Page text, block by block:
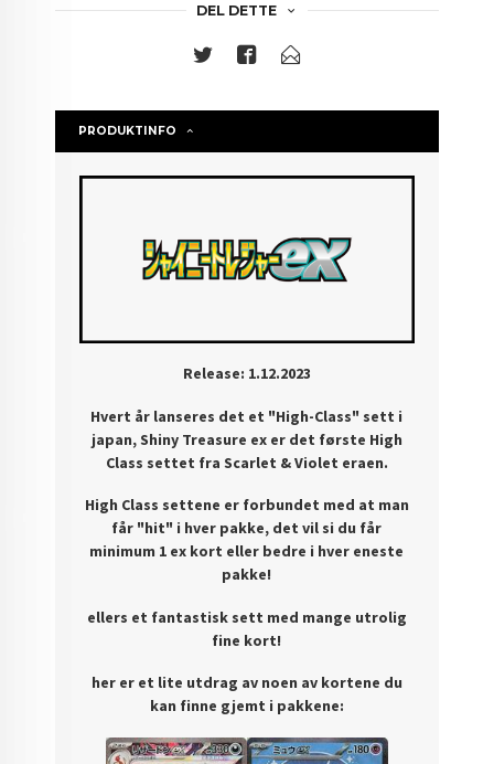
DEL DETTE
PRODUKTINFO
Release: 1.12.2023
Hvert år lanseres det et "High-Class" sett i
japan, Shiny Treasure ex er det første High
Class settet fra Scarlet & Violet eraen.
High Class settene er forbundet med at man
får "hit" i hver pakke, det vil si du får
minimum 1 ex kort eller bedre i hver eneste
pakke!
ellers et fantastisk sett med mange utrolig
fine kort!
her er et lite utdrag av noen av kortene du
kan finne gjemt i pakkene: